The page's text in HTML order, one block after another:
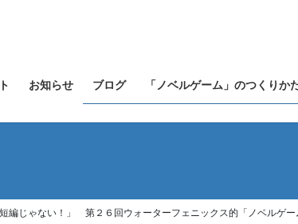
お知らせ ブログ 「ノベルゲーム」のつくりか
編じゃない！」 第２６回ウォーターフェニックス的「ノベルゲー